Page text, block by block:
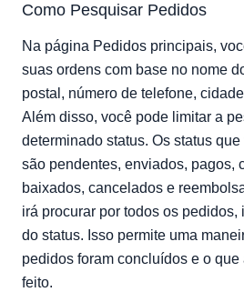
Como Pesquisar Pedidos
Na página Pedidos principais,
suas ordens com base no nome
postal, número de telefone,
Além disso, você pode limitar a
determinado status. Os status
são pendentes, enviados, pagos,
baixados, cancelados e
irá procurar por todos os
do status. Isso permite uma
pedidos foram concluídos e o
feito.